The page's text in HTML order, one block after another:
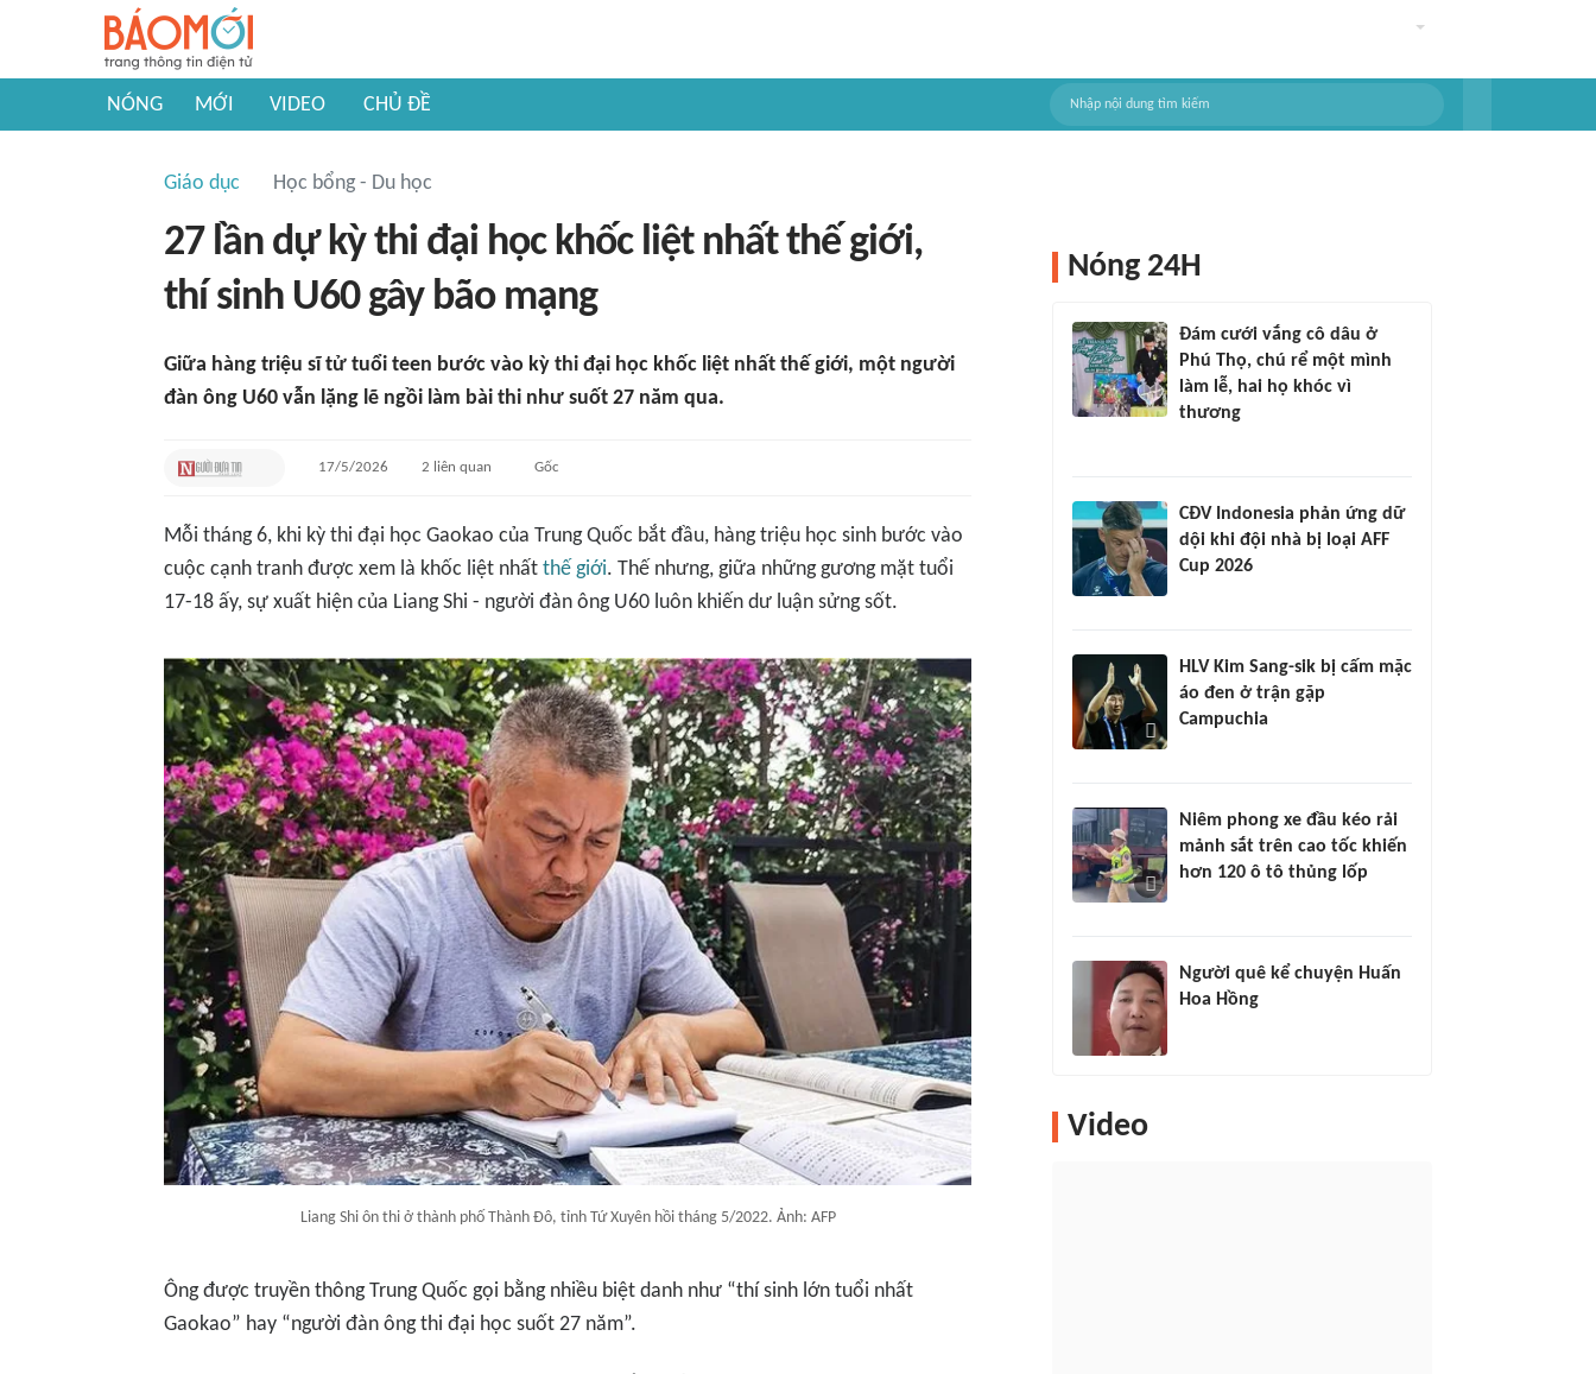
NÓNG MỚI VIDEO CHỦ ĐỀ
Giáo dục Học bổng - Du học
27 lần dự kỳ thi đại học khốc liệt nhất thế giới,
thí sinh U60 gây bão mạng
Giữa hàng triệu sĩ tử tuổi teen bước vào kỳ thi đại học khốc liệt nhất thế giới, một người
đàn ông U60 vẫn lặng lẽ ngồi làm bài thi như suốt 27 năm qua.
17/5/2026 2 liên quan Gốc
Mỗi tháng 6, khi kỳ thi đại học Gaokao của Trung Quốc bắt đầu, hàng triệu học sinh bước vào
cuộc cạnh tranh được xem là khốc liệt nhất thế giới. Thế nhưng, giữa những gương mặt tuổi
17-18 ấy, sự xuất hiện của Liang Shi - người đàn ông U60 luôn khiến dư luận sửng sốt.
Liang Shi ôn thi ở thành phố Thành Đô, tỉnh Tứ Xuyên hồi tháng 5/2022. Ảnh: AFP
Ông được truyền thông Trung Quốc gọi bằng nhiều biệt danh như “thí sinh lớn tuổi nhất
Gaokao” hay “người đàn ông thi đại học suốt 27 năm”.
Nóng 24H
Đám cưới vắng cô dâu ở
Phú Thọ, chú rể một mình
làm lễ, hai họ khóc vì
thương
CĐV Indonesia phản ứng dữ
dội khi đội nhà bị loại AFF
Cup 2026
HLV Kim Sang-sik bị cấm mặc
áo đen ở trận gặp
Campuchia
Niêm phong xe đầu kéo rải
mảnh sắt trên cao tốc khiến
hơn 120 ô tô thủng lốp
Người quê kể chuyện Huấn
Hoa Hồng
Video